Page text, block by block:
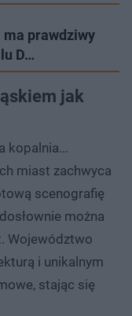
prawdziwy
D…
jak
kopalnia...
miast zachwyca
scenografię
można
Województwo
i unikalnym
stając się